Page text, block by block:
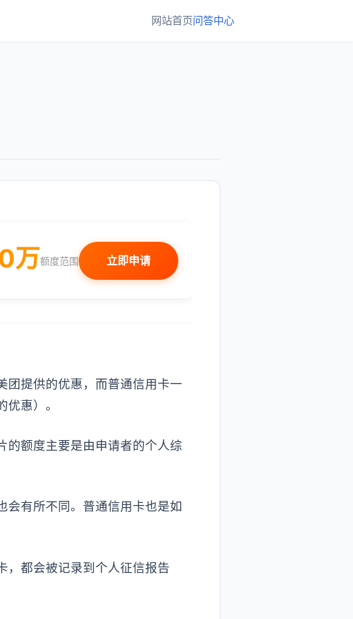
网站首页问答中心
万额度范围 立即申请
团提供的优惠，而普通信用卡一
惠）。
的额度主要是由申请者的个人综
会有所不同。普通信用卡也是如
，都会被记录到个人征信报告